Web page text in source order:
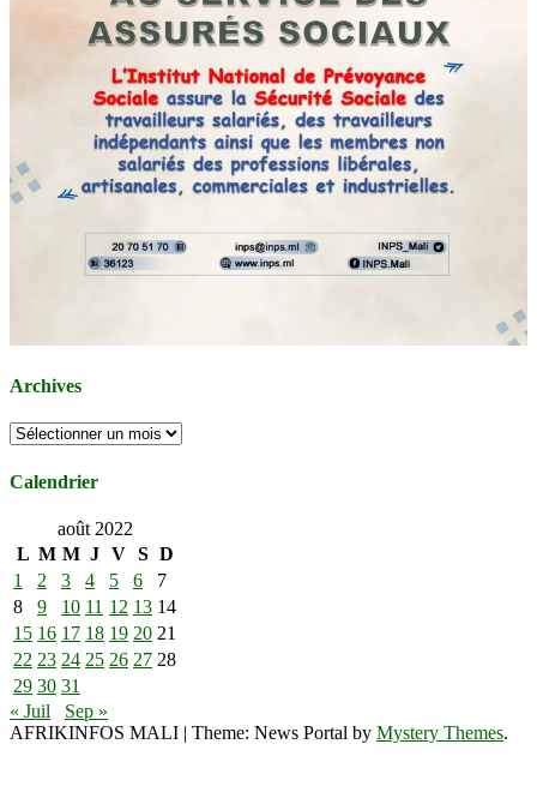
Archives
Archives
Calendrier
août 2022
L M M J V S D
1
2 3 4 5 6
7
8
9 10 11 12 13 14
15 16 17 18 19 20 21
22 23 24 25 26 27 28
29 30 31
« Juil
Sep »
AFRIKINFOS MALI | Theme: News Portal by Mystery Themes.